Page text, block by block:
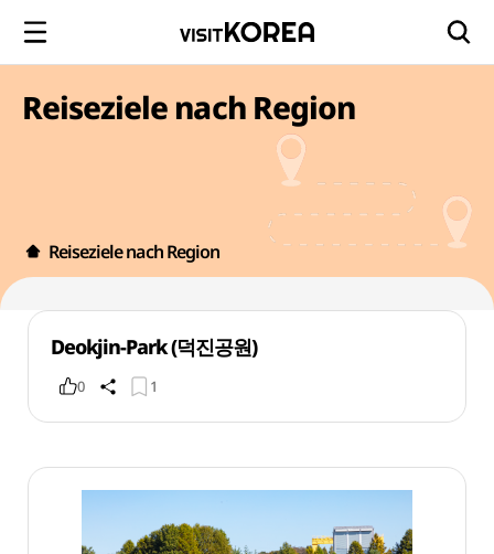
Reiseziele nach Region
Reiseziele nach Region
Deokjin-Park (덕진공원)
0 1